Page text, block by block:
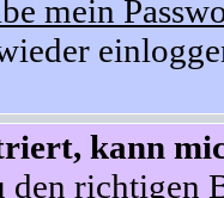
mein
kann
richtigen